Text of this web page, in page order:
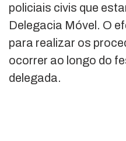
policiais civis que
Delegacia Móvel. O
para realizar os
ocorrer ao longo do
delegada.